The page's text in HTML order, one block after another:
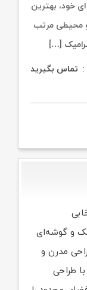
خود، بهترین
و محیطی مرتب
[…]
تماس بگیرید
و گوشه‌ای
مدرن و
طراحی